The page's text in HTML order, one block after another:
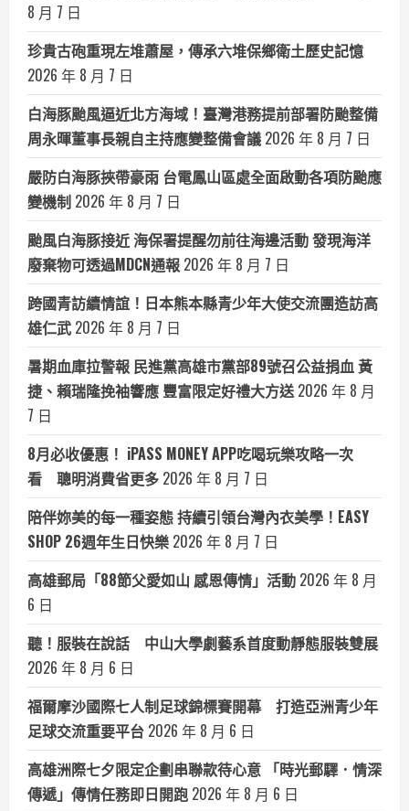
8 月 7 日
珍貴古砲重現左堆蕭屋，傳承六堆保鄉衛土歷史記憶
2026 年 8 月 7 日
白海豚颱風逼近北方海域！臺灣港務提前部署防颱整備
周永暉董事長親自主持應變整備會議 2026 年 8 月 7 日
嚴防白海豚挾帶豪雨 台電鳳山區處全面啟動各項防颱應
變機制 2026 年 8 月 7 日
颱風白海豚接近 海保署提醒勿前往海邊活動 發現海洋
廢棄物可透過MDCN通報 2026 年 8 月 7 日
跨國青訪續情誼！日本熊本縣青少年大使交流團造訪高
雄仁武 2026 年 8 月 7 日
暑期血庫拉警報 民進黨高雄市黨部89號召公益捐血 黃
捷、賴瑞隆挽袖響應 豐富限定好禮大方送 2026 年 8 月
7 日
8月必收優惠！ iPASS MONEY APP吃喝玩樂攻略一次
看 聰明消費省更多 2026 年 8 月 7 日
陪伴妳美的每一種姿態 持續引領台灣內衣美學！EASY
SHOP 26週年生日快樂 2026 年 8 月 7 日
高雄郵局「88節父愛如山 感恩傳情」活動 2026 年 8 月
6 日
聽！服裝在說話 中山大學劇藝系首度動靜態服裝雙展
2026 年 8 月 6 日
福爾摩沙國際七人制足球錦標賽開幕 打造亞洲青少年
足球交流重要平台 2026 年 8 月 6 日
高雄洲際七夕限定企劃串聯款待心意 「時光郵驛．情深
傳遞」傳情任務即日開跑 2026 年 8 月 6 日